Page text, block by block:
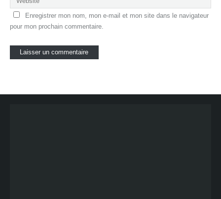
Enregistrer mon nom, mon e-mail et mon site dans le navigateur
pour mon prochain commentaire.